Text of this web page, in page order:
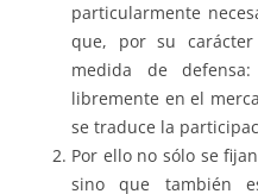
particularmente
que, por su
medida de
libremente en el
se traduce la
Por ello no sólo se
sino que también